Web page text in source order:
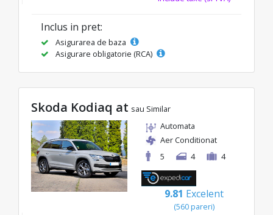
Inclus in pret:
Asigurarea de baza
Asigurare obligatorie (RCA)
Skoda Kodiaq at sau Similar
Automata
Aer Conditionat
5
4 4
9.81 Excelent
(560 pareri)